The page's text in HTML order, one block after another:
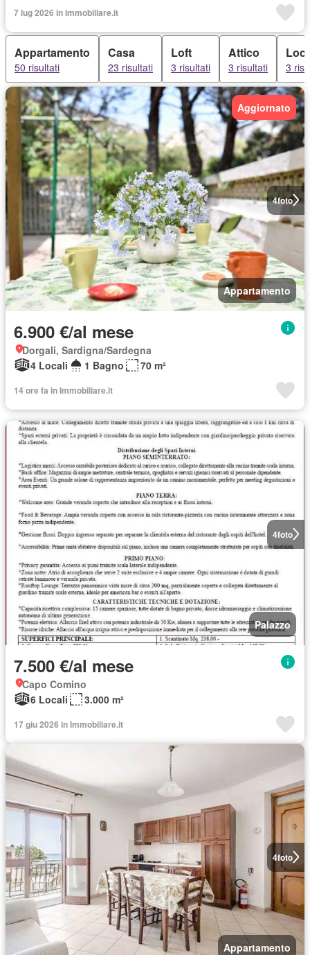
7 lug 2026 in Immobiliare.it
Appartamento
50 risultati
Casa
23 risultati
Loft
3 risultati
Attico
3 risultati 3
4foto
Aggiornato
Appartamento
6.900 €/al mese
Dorgali, Sardigna/Sardegna
4 Locali
1 Bagno 70 m²
14 ore fa in Immobiliare.it
4foto
Palazzo
7.500 €/al mese
Capo Comino
6 Locali
3.000 m²
17 giu 2026 in Immobiliare.it
4foto
Appartamento